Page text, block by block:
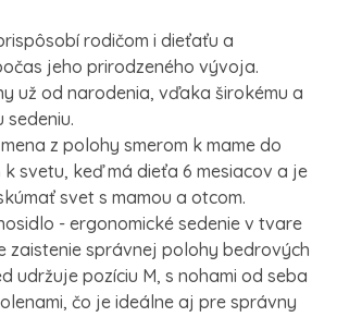
rodičom i dieťaťu a
jeho prirodzeného vývoja.
už od narodenia, vďaka širokému a
sedeniu.
z polohy smerom k mame do
svetu, keď má dieťa 6 mesiacov a je
svet s mamou a otcom.
- ergonomické sedenie v tvare
zaistenie správnej polohy bedrových
udržuje pozíciu M, s nohami od seba
čo je ideálne aj pre správny